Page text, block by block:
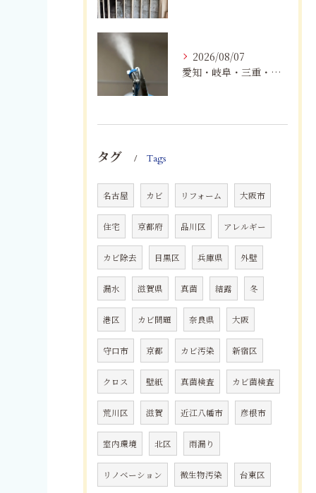
2026/08/07
愛知・岐阜・三重・静岡でカビアレルギーにお悩みの方へ｜MIST工法®による安全なカビ対策と健康な住まいづくり
タグ Tags
名古屋 カビ リフォーム 大阪市
住宅 京都府 品川区 アレルギー
カビ除去 目黒区 兵庫県 外壁
漏水 滋賀県 真菌 結露 冬
港区 カビ問題 奈良県 大阪
守口市 京都 カビ汚染 新宿区
クロス 壁紙 真菌検査 カビ菌検査
荒川区 滋賀 近江八幡市 彦根市
室内環境 北区 雨漏り
リノベーション 微生物汚染 台東区